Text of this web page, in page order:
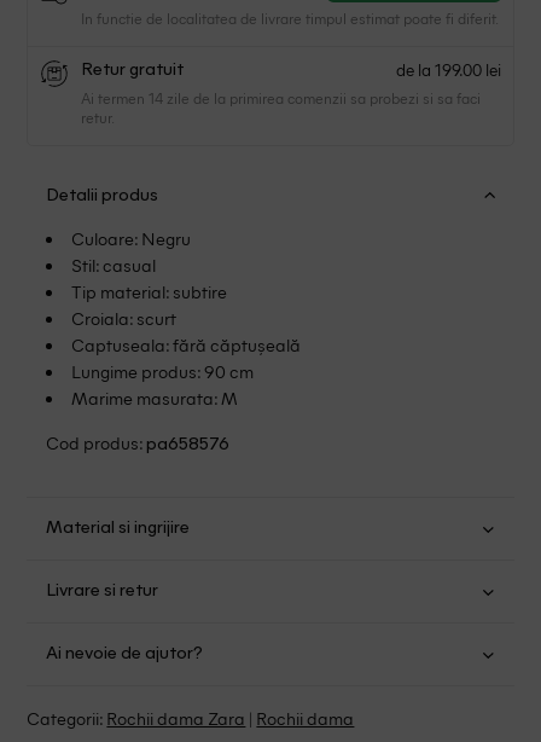
In functie de localitatea de livrare timpul estimat poate fi diferit.
Retur gratuit de la 199.00 lei
Ai termen 14 zile de la primirea comenzii sa probezi si sa faci
retur.
Detalii produs
Culoare: Negru
Stil: casual
Tip material: subtire
Croiala: scurt
Captuseala: fără căptușeală
Lungime produs: 90 cm
Marime masurata: M
Cod produs: pa658576
Material si ingrijire
Nu folositi inalbitor
Nu uscati in uscator
Curatati delicat cu percloretilena
Livrare si retur
mare de 149.00 lei.
Ai nevoie de ajutor?
Categorii: Rochii dama Zara | Rochii dama